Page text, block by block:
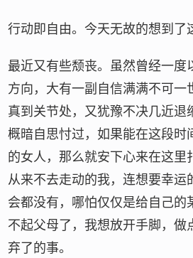
行动即自由。今天无故的想到了
最近又有些颓丧。虽然曾经一度
方向，大有一副自信满满不可一
真到关节处，又犹豫不决几近退
概暗自思忖过，如果能在这段时
的女人，那么就安下心来在这里
从来不去走动的我，连想要幸运
会都没有，哪怕仅仅是给自己的
不起父母了，我想放开手脚，做
弃了的事。